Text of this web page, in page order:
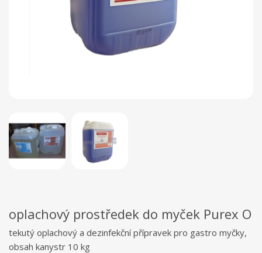
oplachový prostředek do myček Purex O
tekutý oplachový a dezinfekční přípravek pro gastro myčky,
obsah kanystr 10 kg